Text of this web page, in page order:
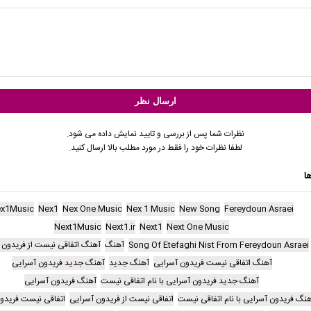
نظرات شما پس از بررسی و تایید نمایش داده می شود.
لطفا نظرات خود را فقط در مورد مطلب بالا ارسال کنید.
Fereydoun Asraei
New Song
Nex 1 Music
Nex One Music
Nex1
Next One Music
Next1
Next1.ir
Next1Music
Song Of Etefaghi Nist From Fereydoun Asraei آهنگ آهنگ اتفاقی نیست از
آهنگ اتفاقی نیست فریدون آسرایی آهنگ جدید آهنگ جدید فریدون آسرایی
آهنگ جدید فریدون آسرایی با نام اتفاقی نیست آهنگ فریدون آسرایی
فریدون آسرایی با نام اتفاقی نیست اتفاقی نیست از فریدون آسرایی اتفاقی نیست